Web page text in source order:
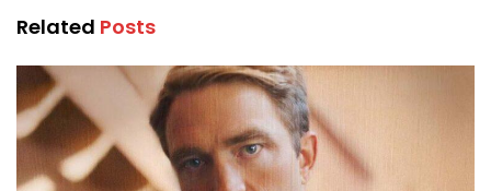
Related Posts